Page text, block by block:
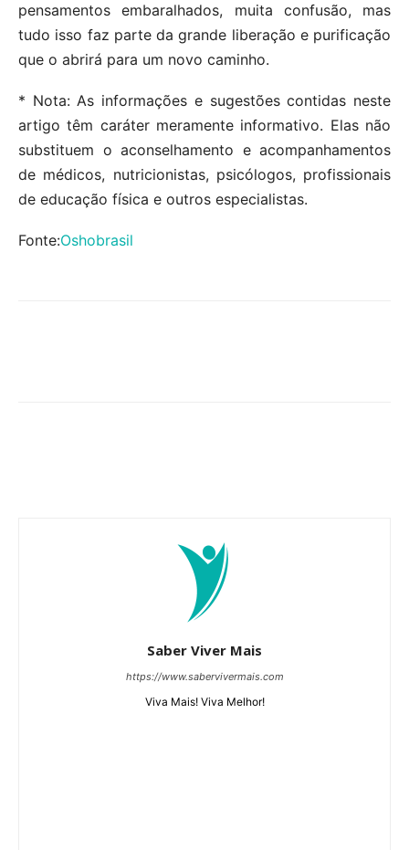
pensamentos embaralhados, muita confusão, mas
tudo isso faz parte da grande liberação e purificação
que o abrirá para um novo caminho.
* Nota: As informações e sugestões contidas neste
artigo têm caráter meramente informativo. Elas não
substituem o aconselhamento e acompanhamentos
de médicos, nutricionistas, psicólogos, profissionais
de educação física e outros especialistas.
Fonte:Oshobrasil
Saber Viver Mais
https://www.sabervivermais.com
Viva Mais! Viva Melhor!